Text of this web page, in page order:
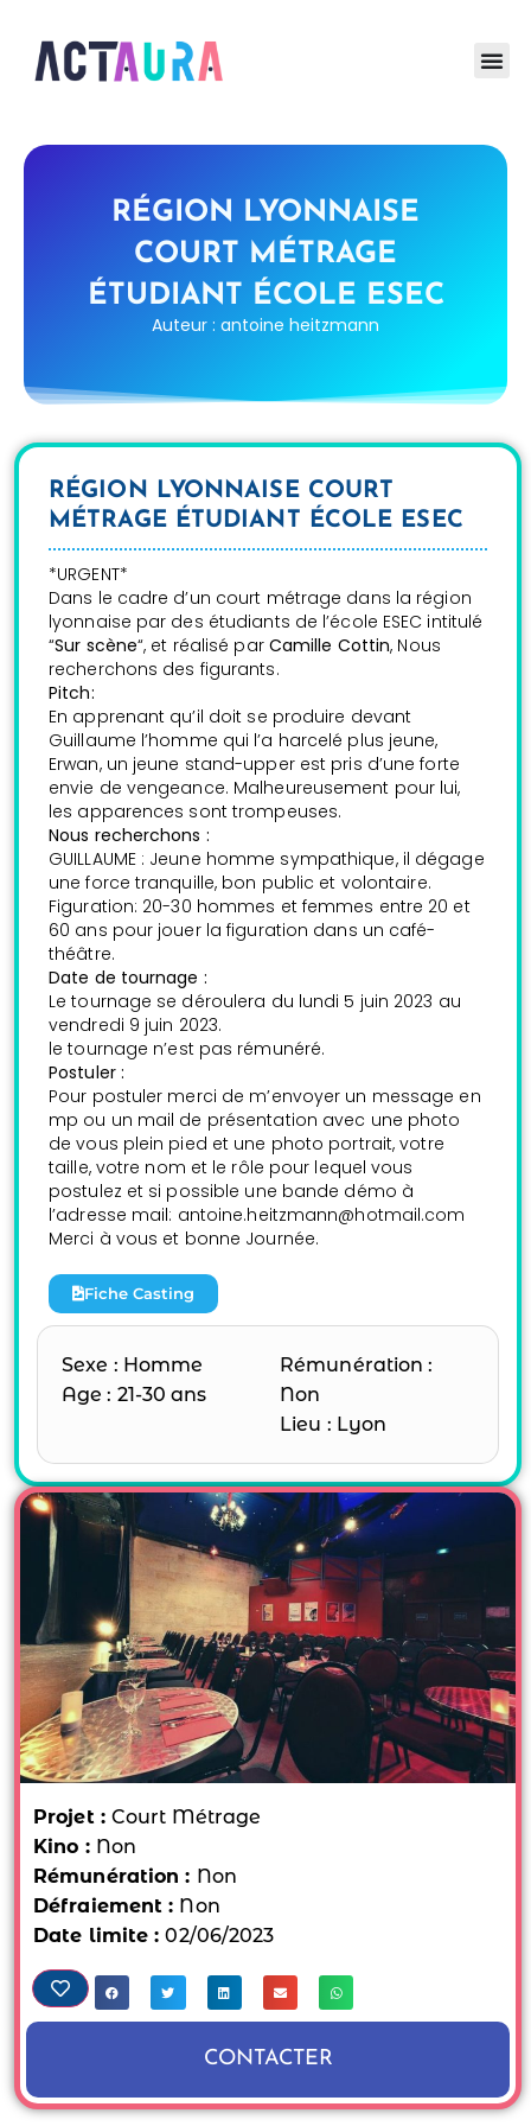
RÉGION LYONNAISE
COURT MÉTRAGE
ÉTUDIANT ÉCOLE ESEC
Auteur : antoine heitzmann
RÉGION LYONNAISE COURT
MÉTRAGE ÉTUDIANT ÉCOLE ESEC
*URGENT*
Dans le cadre d’un court métrage dans la région
lyonnaise par des étudiants de l’école ESEC intitulé
“Sur scène“, et réalisé par Camille Cottin, Nous
recherchons des figurants.
Pitch:
En apprenant qu’il doit se produire devant
Guillaume l’homme qui l’a harcelé plus jeune,
Erwan, un jeune stand-upper est pris d’une forte
envie de vengeance. Malheureusement pour lui,
les apparences sont trompeuses.
Nous recherchons :
GUILLAUME : Jeune homme sympathique, il dégage
une force tranquille, bon public et volontaire.
Figuration: 20-30 hommes et femmes entre 20 et
60 ans pour jouer la figuration dans un café-
théâtre.
Date de tournage :
Le tournage se déroulera du lundi 5 juin 2023 au
vendredi 9 juin 2023.
le tournage n’est pas rémunéré.
Postuler :
Pour postuler merci de m’envoyer un message en
mp ou un mail de présentation avec une photo
de vous plein pied et une photo portrait, votre
taille, votre nom et le rôle pour lequel vous
postulez et si possible une bande démo à
l’adresse mail: antoine.heitzmann@hotmail.com
Merci à vous et bonne Journée.
Fiche Casting
Sexe : Homme
Age : 21-30 ans
Rémunération :
Non
Lieu : Lyon
Projet : Court Métrage
Kino : Non
Rémunération : Non
Défraiement : Non
Date limite :02/06/2023
CONTACTER